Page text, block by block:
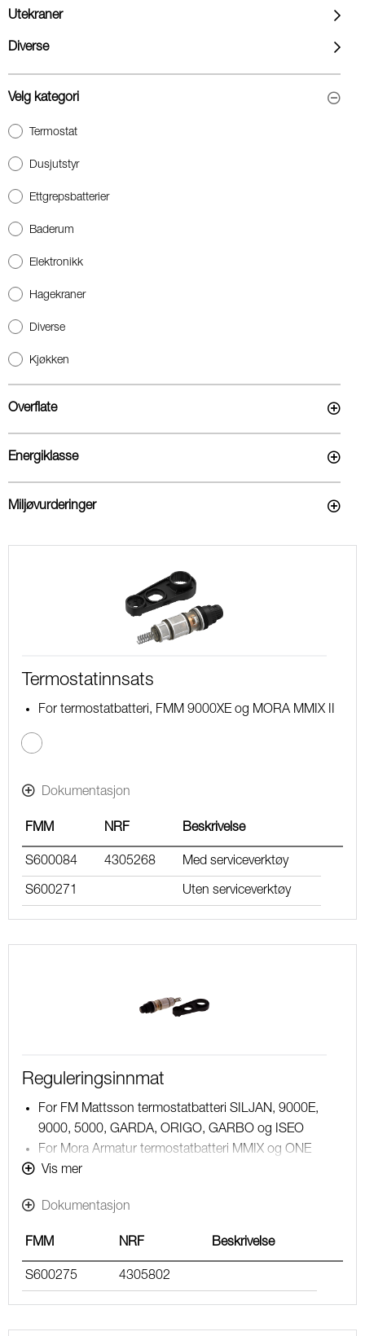
Utekraner
Diverse
Velg kategori
Termostat
Dusjutstyr
Ettgrepsbatterier
Baderum
Elektronikk
Hagekraner
Diverse
Kjøkken
Overflate
Energiklasse
Miljøvurderinger
Termostatinnsats
For termostatbatteri, FMM 9000XE og MORA MMIX II
Dokumentasjon
FMM NRF Beskrivelse
S600084 4305268 Med serviceverktøy
S600271 Uten serviceverktøy
Reguleringsinnmat
For FM Mattsson termostatbatteri SILJAN, 9000E,
9000, 5000, GARDA, ORIGO, GARBO og ISEO
For Mora Armatur termostatbatteri MMIX og ONE
Verktøy for bytte av innsats følger med
Vis mer
Dokumentasjon
FMM NRF Beskrivelse
S600275 4305802